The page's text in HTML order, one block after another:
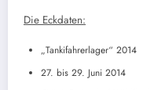
Die Eckdaten:
„Tankifahrerlager“ 2014
27. bis 29. Juni 2014